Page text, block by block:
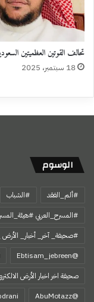
تحالف القوتين العظميتين
18 سبتمبر، 2025
الوسوم
#ألم_الفقد #الشباب
#المسرح_العربي
#صحيفة_ آخر_ أخبار_ الأرض _
@Ebtisam_jebreen
صحيفة اخر اخبار الأرض
‏@AbuMotazz